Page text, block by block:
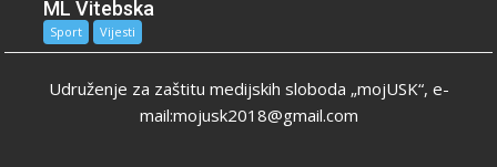
ML Vitebska
Sport Vijesti
Udruženje za zaštitu medijskih sloboda „mojUSK“, e-
mail:mojusk2018@gmail.com